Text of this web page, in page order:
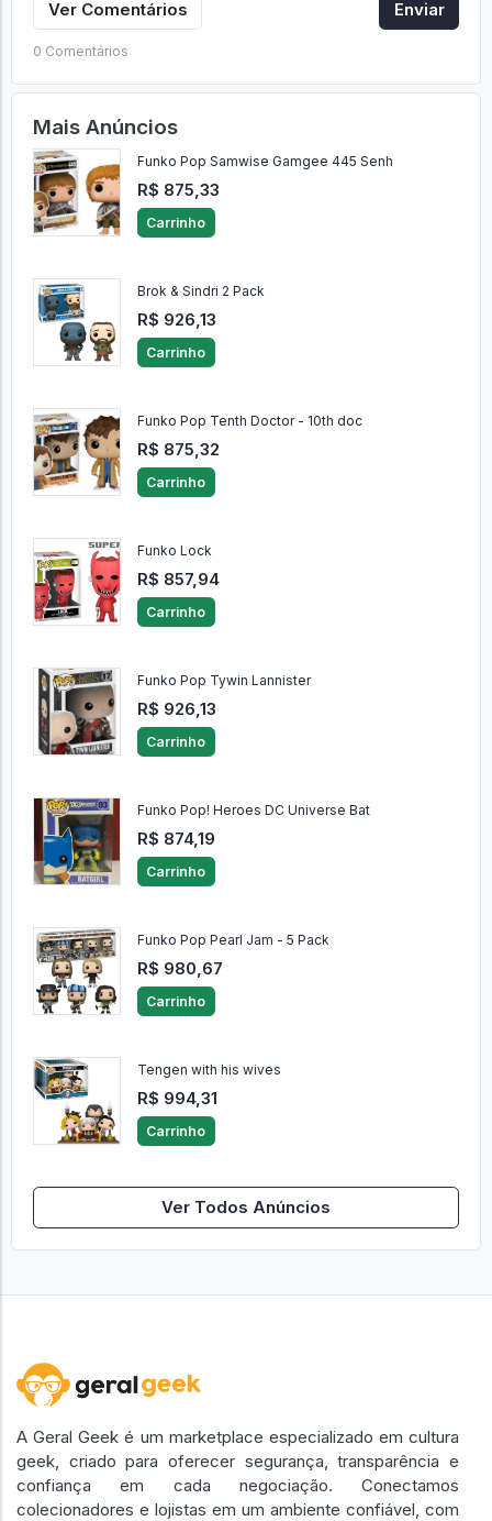
Ver Comentários Enviar
0 Comentários
Mais Anúncios
Funko Pop Samwise Gamgee 445 Senh
R$ 875,33
Carrinho
Brok & Sindri 2 Pack
R$ 926,13
Carrinho
Funko Pop Tenth Doctor - 10th doc
R$ 875,32
Carrinho
Funko Lock
R$ 857,94
Carrinho
Funko Pop Tywin Lannister
R$ 926,13
Carrinho
Funko Pop! Heroes DC Universe Bat
R$ 874,19
Carrinho
Funko Pop Pearl Jam - 5 Pack
R$ 980,67
Carrinho
Tengen with his wives
R$ 994,31
Carrinho
Ver Todos Anúncios
A Geral Geek é um marketplace especializado em cultura
geek, criado para oferecer segurança, transparência e
confiança em cada negociação. Conectamos
colecionadores e lojistas em um ambiente confiável, com